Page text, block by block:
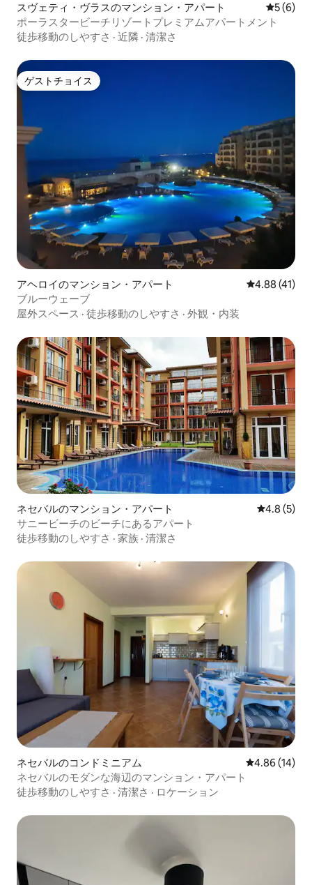
スヴェティ・ヴラスのマンション・アパート レビュー
5 (6)
ポーラスタービーチリゾートプレミアムアパートメント
徒歩移動のしやすさ · 近隣 · 清潔さ
ゲストチョイス
ゲストチョイス
アヘロイのマンション・アパート レビュー41
4.88 (41)
ブルーウェーブ
屋外スペース · 徒歩移動のしやすさ · 外観・内装
ネセバルのマンション・アパート レビュー5
4.8 (5)
サニービーチのビーチにあるアパート
徒歩移動のしやすさ · 家族 · 清潔さ
ネセバルのコンドミニアム レビュー14
4.86 (14)
ネセバルのモダンな海辺のマンション・アパート
徒歩移動のしやすさ · 清潔さ · ロケーション